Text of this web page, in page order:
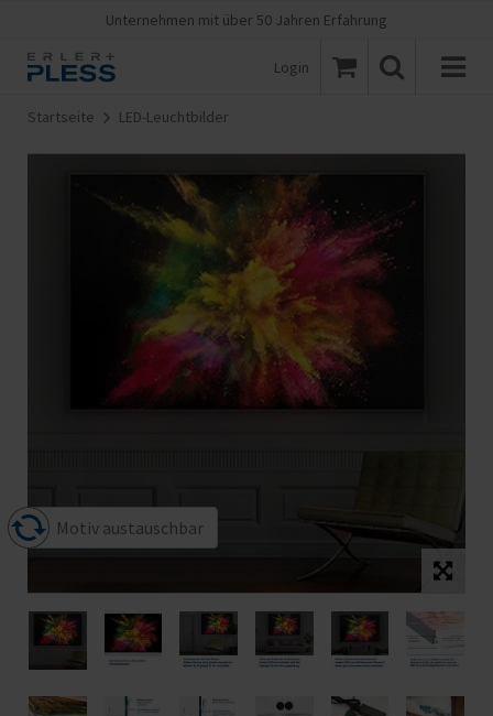
Unternehmen mit über 50 Jahren Erfahrung
Login
Startseite LED-Leuchtbilder
Motiv austauschbar